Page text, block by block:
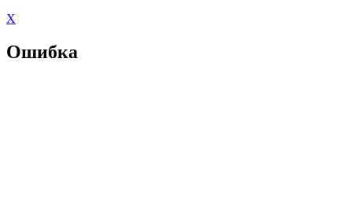
X
Ошибка